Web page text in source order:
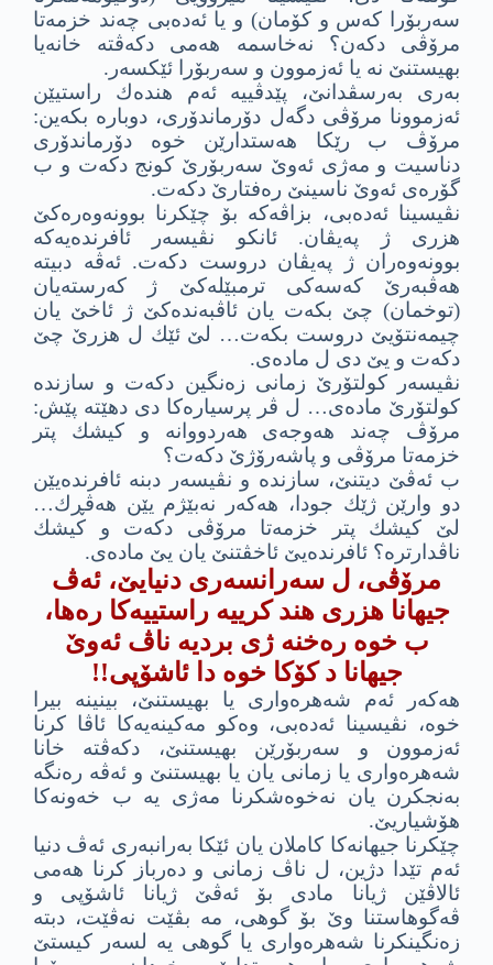
سه‌ربۆرا كه‌س و كۆمان) و یا ئه‌ده‌بى چه‌ند خزمه‌تا
مرۆڤى دكه‌ن؟ نه‌خاسمه‌ هه‌مى دكه‌ڤته‌ خانه‌یا
بهیستنێ نه‌ یا ئه‌زموون و سه‌ربۆرا ئێكسه‌ر.
به‌رى به‌رسڤدانێ، پێدڤییه‌ ئه‌م هنده‌ك راستیێن
ئه‌زموونا مرۆڤى دگه‌ل دۆرماندۆرى، دوباره‌ بكه‌ین:
مرۆڤ ب رێكا هه‌ستدارێن خوه‌ دۆرماندۆرى
دناسیت و مه‌ژى ئه‌وێ سه‌ربۆرێ كونج دكه‌ت و ب
گۆره‌ى ئه‌وێ ناسینێ ره‌فتارێ دكه‌ت.
نڤیسینا ئه‌ده‌بى، بزاڤه‌كه‌ بۆ چێكرنا بوونه‌وه‌ره‌كێ
هزرى ژ په‌یڤان. ئانكو نڤیسه‌ر ئافرنده‌یه‌كه‌
بوونه‌وه‌ران ژ په‌یڤان دروست دكه‌ت. ئه‌ڤه‌ دبیته‌
هه‌ڤبه‌رێ كه‌سه‌كى ترمبێله‌كێ ژ كه‌رسته‌یان
(توخمان) چێ بكه‌ت یان ئاڤبه‌نده‌كێ ژ ئاخێ یان
چیمه‌نتۆیێ دروست بكه‌ت… لێ ئێك ل هزرێ چێ
دكه‌ت و یێ دى ل ماده‌ى.
نڤیسه‌ر كولتۆرێ زمانى زه‌نگین دكه‌ت و سازنده‌
كولتۆرێ ماده‌ى… ل ڤر پرسیاره‌كا دى دهێته‌ پێش:
مرۆڤ چه‌ند هه‌وجه‌ى هه‌ردووانه‌ و كیشك پتر
خزمه‌تا مرۆڤى و پاشه‌رۆژێ دكه‌ت؟
ب ئه‌ڤێ دیتنێ، سازنده‌ و نڤیسه‌ر دبنه‌ ئافرنده‌یێن
دو وارێن ژێك جودا، هه‌كه‌ر نه‌بێژم یێن هه‌ڤڕك…
لێ كیشك پتر خزمه‌تا مرۆڤى دكه‌ت و كیشك
ناڤدارتره‌؟ ئافرنده‌یێ ئاخڤتنێ یان یێ ماده‌ى.
مرۆڤى، ل سه‌رانسه‌رى دنیایێ، ئه‌ڤ
جیهانا هزرى هند كرییه‌ راستییه‌كا ره‌ها،
ب خوه‌ ره‌خنه‌ ژى بردیه‌ ناڤ ئه‌وێ
جیهانا د كۆكا خوه‌ دا ئاشۆپى!!
هه‌كه‌ر ئه‌م شه‌هره‌وارى یا بهیستنێ، بینینه‌ بیرا
خوه‌، نڤیسینا ئه‌ده‌بى، وه‌كو مه‌كینه‌یه‌كا ئاڤا كرنا
ئه‌زموون و سه‌ربۆرێن بهیستنێ، دكه‌ڤته‌ خانا
شه‌هره‌وارى یا زمانى یان یا بهیستنێ و ئه‌ڤه‌ ره‌نگه‌
به‌نجكرن یان نه‌خوه‌شكرنا مه‌ژی یه‌ ب خه‌ونه‌كا
هۆشیاریێ.
چێكرنا جیهانه‌كا كاملان یان ئێكا به‌رانبه‌رى ئه‌ڤ دنیا
ئه‌م تێدا دژین، ل ناڤ زمانى و ده‌رباز كرنا هه‌مى
ئالاڤێن ژیانا مادى بۆ ئه‌ڤێ ژیانا ئاشۆپى و
ڤه‌گوهاستنا وێ بۆ گوهى، مه‌ بڤێت نه‌ڤێت، دبته‌
زه‌نگینكرنا شه‌هره‌وارى یا گوهی یه‌ لسه‌ر كیستێ